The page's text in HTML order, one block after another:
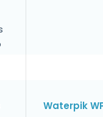
Waterpik